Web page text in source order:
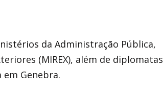
da Administração Pública,
(MIREX), além de diplomatas
Genebra.